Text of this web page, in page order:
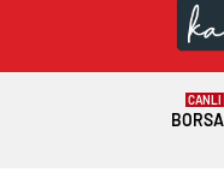
BORSA
CANLI